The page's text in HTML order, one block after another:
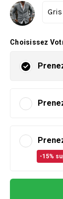
Choisissez
-15%